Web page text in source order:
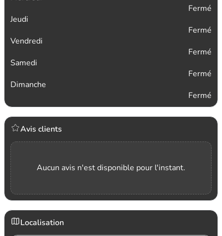
Fermé
Jeudi
Fermé
Vendredi
Fermé
Samedi
Fermé
Dimanche
Fermé
Avis clients
Aucun avis n'est disponible pour l'instant.
Localisation